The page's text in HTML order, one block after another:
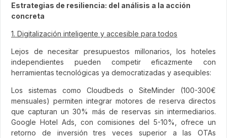
Estrategias de resiliencia: del análisis a la acción
concreta
1. Digitalización inteligente y accesible para todos
Lejos de necesitar presupuestos millonarios, los hoteles
independientes pueden competir eficazmente con
herramientas tecnológicas ya democratizadas y asequibles:
Los sistemas como Cloudbeds o SiteMinder (100-300€
mensuales) permiten integrar motores de reserva directos
que capturan un 30% más de reservas sin intermediarios.
Google Hotel Ads, con comisiones del 5-10%, ofrece un
retorno de inversión tres veces superior a las OTAs